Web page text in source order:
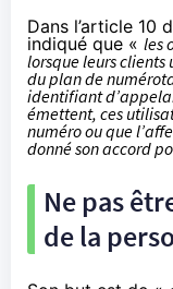
Dans l’article 10
indiqué que « les
lorsque leurs
du plan de
identifiant
émettent, ces
numéro ou que
donné son accord
Ne pas
de la